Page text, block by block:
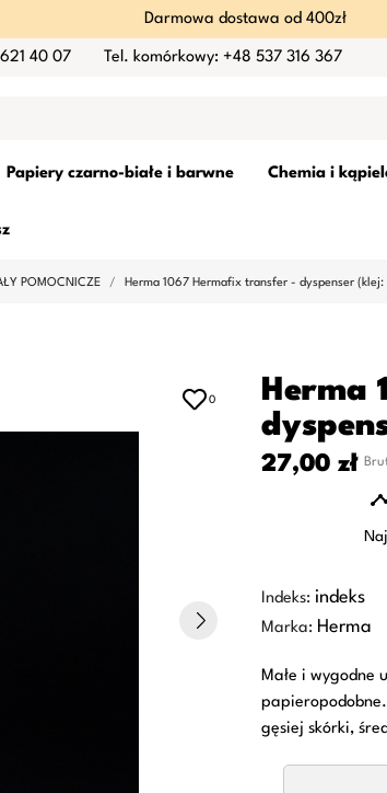
Darmowa dostawa od 400zł
40 07 Tel. komórkowy: +48 537 316 367
Papiery czarno-białe i barwne Chemia i
POMOCNICZE Herma 1067 Hermafix transfer - dyspenser (klej:
0
Herma
27,00 zł
Indeks: indeks
Marka: Herma
Małe i wygodne
gęsiej skórki,